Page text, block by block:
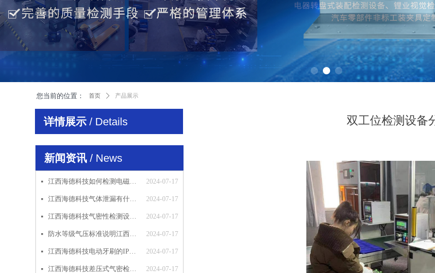
您当前的位置： 首页 ꄲ 产品展示
详情展示 / Details
新闻资讯 / News
2024-07-17
넷 江西海德科技如何检测电磁阀的密封性
2024-07-17
넷 江西海德科技气体泄漏有什么影响
2024-07-17
넷 江西海德科技气密性检测设备应用范围
2024-07-17
넷 防水等级气压标准说明江西海德科技
2024-07-17
넷 江西海德科技电动牙刷的IP防水等级检测方法
2024-07-17
넷 江西海德科技差压式气密检漏仪原理
双工位检测设备